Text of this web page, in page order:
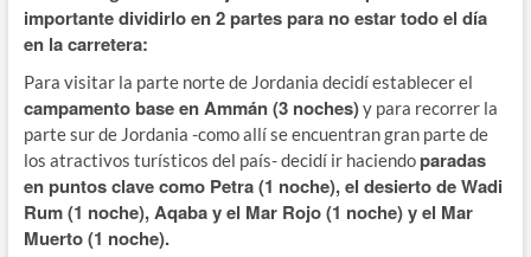
importante dividirlo en 2 partes para no estar todo el día
en la carretera:
Para visitar la parte norte de Jordania decidí establecer el
campamento base en Ammán (3 noches)y para recorrer la
parte sur de Jordania -como allí se encuentran gran parte de
los atractivos turísticos del país- decidí ir haciendoparadas
en puntos clave como Petra (1 noche), el desierto de Wadi
Rum (1 noche), Aqaba y el Mar Rojo (1 noche) y el Mar
Muerto (1 noche).